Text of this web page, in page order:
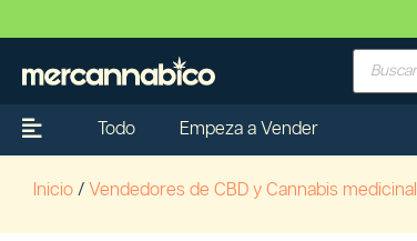
Todo Empeza a Vender
Inicio / Vendedores de CBD y Cannabis medicinal